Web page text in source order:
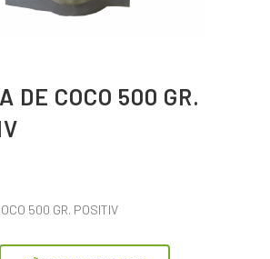
DE COCO 500 GR.
500 GR. POSITIV